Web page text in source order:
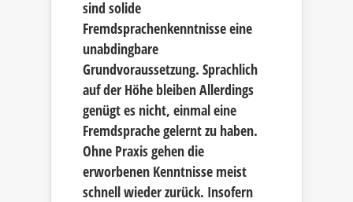
sind solide
Fremdsprachenkenntnisse eine
unabdingbare
Grundvoraussetzung. Sprachlich
auf der Höhe bleiben Allerdings
genügt es nicht, einmal eine
Fremdsprache gelernt zu haben.
Ohne Praxis gehen die
erworbenen Kenntnisse meist
schnell wieder zurück. Insofern